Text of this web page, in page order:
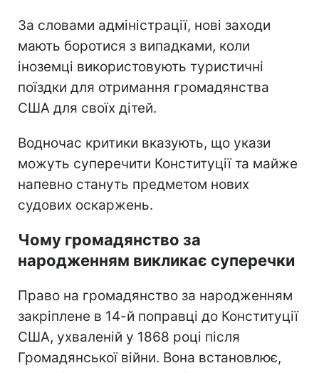
За словами адміністрації, нові заходи
мають боротися з випадками, коли
іноземці використовують туристичні
поїздки для отримання громадянства
США для своїх дітей.
Водночас критики вказують, що укази
можуть суперечити Конституції та майже
напевно стануть предметом нових
судових оскаржень.
Чому громадянство за
народженням викликає суперечки
Право на громадянство за народженням
закріплене в 14-й поправці до Конституції
США, ухваленій у 1868 році після
Громадянської війни. Вона встановлює,